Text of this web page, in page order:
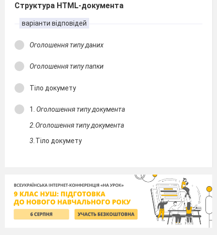
Структура HTML-документа
варіанти відповідей
Оголошення типу даних
Оголошення типу папки
Тіло докумету
1. Оголошення типу документа
2.Оголошення типу документа
3. Тіло докумету